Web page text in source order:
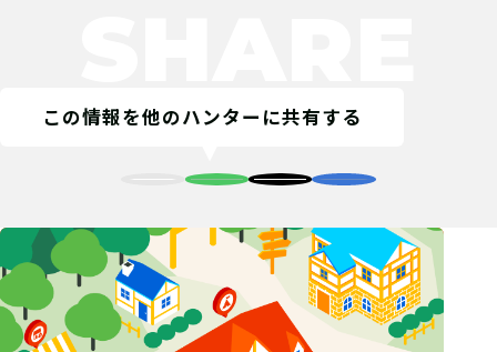
この情報を他のハンターに共有する